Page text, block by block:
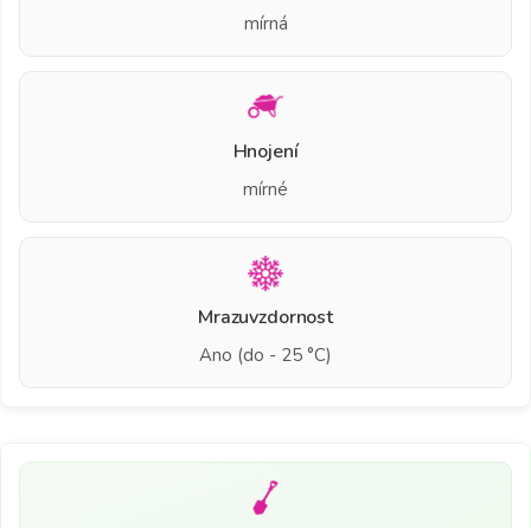
mírná
Hnojení
mírné
Mrazuvzdornost
Ano (do - 25 °C)